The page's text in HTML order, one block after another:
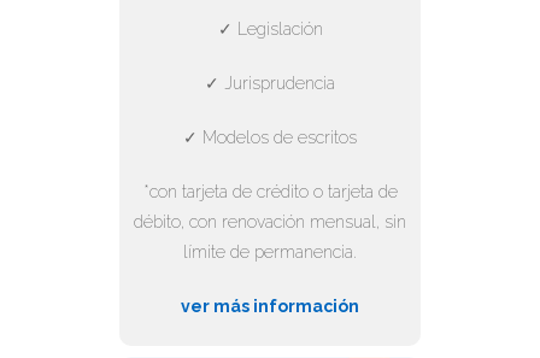
✓ Legislación
✓ Jurisprudencia
✓ Modelos de escritos
*con tarjeta de crédito o tarjeta de
débito, con renovación mensual, sin
límite de permanencia.
ver más información